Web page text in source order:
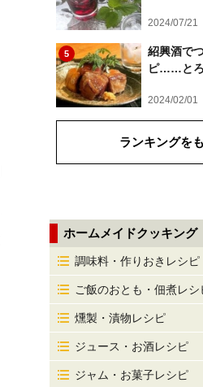
2024/07/21
5
紹興酒で
ピ……とろ
2024/02/01
ランキングを
ホームメイドクッキング
調味料・作りおきレシピ
ご飯のおとも・佃煮レシ
燻製・漬物レシピ
ジュース・お酒レシピ
ジャム・お菓子レシピ